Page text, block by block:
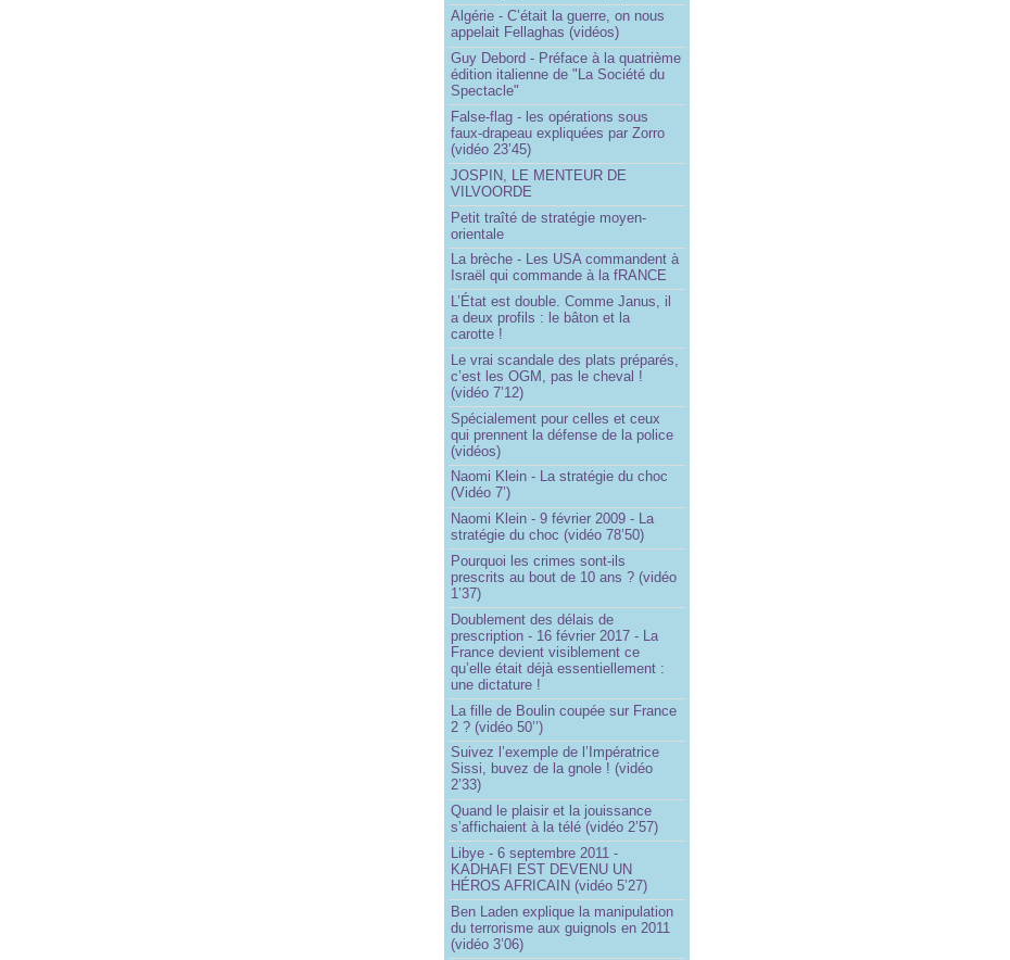
Algérie - C’était la guerre, on nous
appelait Fellaghas (vidéos)
Guy Debord - Préface à la quatrième
édition italienne de "La Société du
Spectacle"
False-flag - les opérations sous
faux-drapeau expliquées par Zorro
(vidéo 23’45)
JOSPIN, LE MENTEUR DE
VILVOORDE
Petit traîté de stratégie moyen-
orientale
La brèche - Les USA commandent à
Israël qui commande à la fRANCE
L’État est double. Comme Janus, il
a deux profils : le bâton et la
carotte !
Le vrai scandale des plats préparés,
c’est les OGM, pas le cheval !
(vidéo 7’12)
Spécialement pour celles et ceux
qui prennent la défense de la police
(vidéos)
Naomi Klein - La stratégie du choc
(Vidéo 7’)
Naomi Klein - 9 février 2009 - La
stratégie du choc (vidéo 78’50)
Pourquoi les crimes sont-ils
prescrits au bout de 10 ans ? (vidéo
1’37)
Doublement des délais de
prescription - 16 février 2017 - La
France devient visiblement ce
qu’elle était déjà essentiellement :
une dictature !
La fille de Boulin coupée sur France
2 ? (vidéo 50’’)
Suivez l’exemple de l’Impératrice
Sissi, buvez de la gnole ! (vidéo
2’33)
Quand le plaisir et la jouissance
s’affichaient à la télé (vidéo 2’57)
Libye - 6 septembre 2011 -
KADHAFI EST DEVENU UN
HÉROS AFRICAIN (vidéo 5’27)
Ben Laden explique la manipulation
du terrorisme aux guignols en 2011
(vidéo 3’06)